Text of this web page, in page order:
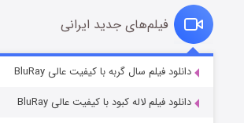
قسمت۷ (زیرنویس) منتشر شد
فیلم‌های جدید ایرانی
دانلود فیلم سال گربه با کیفیت عالی BluRay
دانلود فیلم لاله کبود با کیفیت عالی BluRay